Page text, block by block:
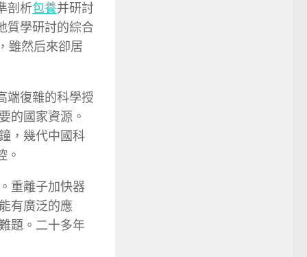
剖析包養并研討
質學研討的綜合
雖然后來卻居
端復雜的科學授
的國家資源。
，幾代中國科
。
重離子加快器
有廣泛的應
題。二十多年